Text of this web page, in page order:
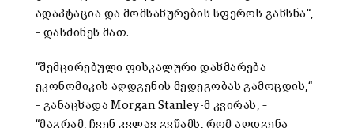
ადაპტაცია და მომსახურების სფეროს გახსნა“,
– დასძინეს მათ.
“შემცირებული ფისკალური დახმარება
ეკონომიკის აღდგენის მედეგობას გამოცდის,“
– განაცხადა Morgan Stanley-მ კვირას, –
“მაგრამ, ჩვენ კვლავ გვწამს, რომ აღდგენა